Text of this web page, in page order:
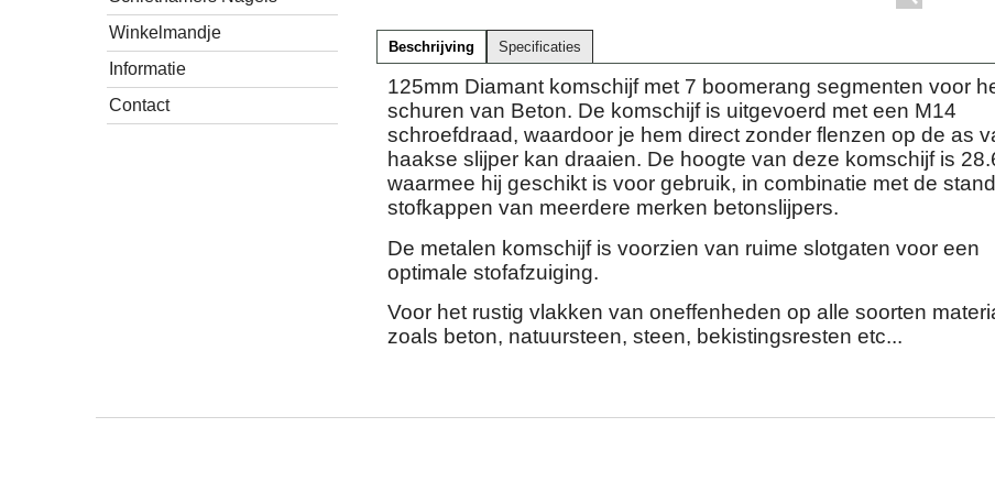
Winkelmandje
Informatie
Contact
Beschrijving Specificaties
125mm Diamant komschijf met 7 boomerang segmenten voor
schuren van Beton. De komschijf is uitgevoerd met een M14
schroefdraad, waardoor je hem direct zonder flenzen op de as
haakse slijper kan draaien. De hoogte van deze komschijf is
waarmee hij geschikt is voor gebruik, in combinatie met de
stofkappen van meerdere merken betonslijpers.
De metalen komschijf is voorzien van ruime slotgaten voor een
optimale stofafzuiging.
Voor het rustig vlakken van oneffenheden op alle soorten
zoals beton, natuursteen, steen, bekistingsresten etc...